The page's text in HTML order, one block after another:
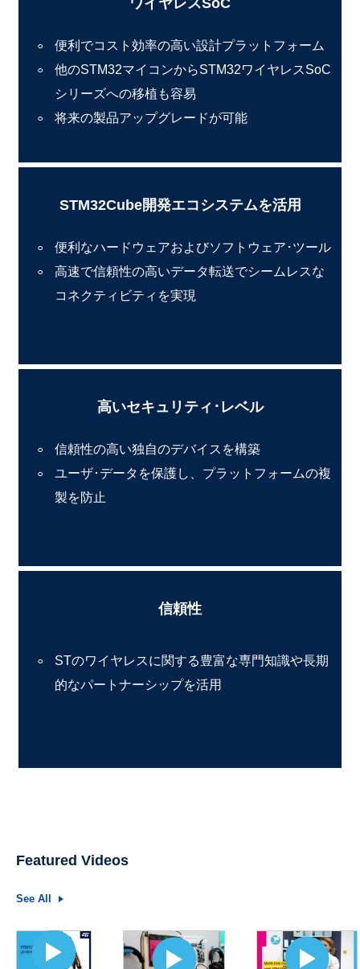
便利でコスト効率の高い設計プラットフォーム
他のSTM32マイコンからSTM32ワイヤレスSoC
シリーズへの移植も容易
将来の製品アップグレードが可能
STM32Cube開発エコシステムを活用
便利なハードウェアおよびソフトウェア･ツール
高速で信頼性の高いデータ転送でシームレスな
コネクティビティを実現
高いセキュリティ･レベル
信頼性の高い独自のデバイスを構築
ユーザ･データを保護し、プラットフォームの複
製を防止
信頼性
STのワイヤレスに関する豊富な専門知識や長期
的なパートナーシップを活用
Featured Videos
See All